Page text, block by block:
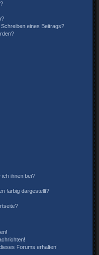
eines Beitrags?
ich ihnen bei?
farbig dargestellt?
Forums erhalten!